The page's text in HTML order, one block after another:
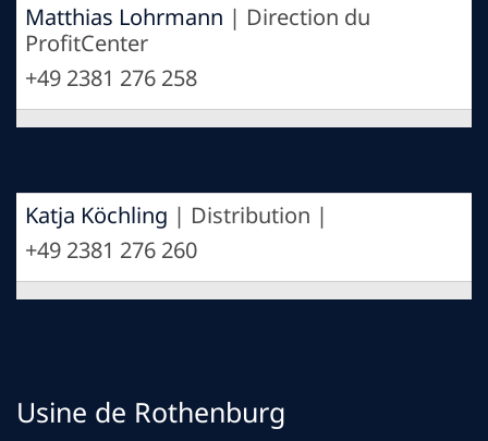
Matthias Lohrmann | Direction du
ProfitCenter
+49 2381 276 258
Katja Köchling | Distribution |
+49 2381 276 260
Usine de Rothenburg